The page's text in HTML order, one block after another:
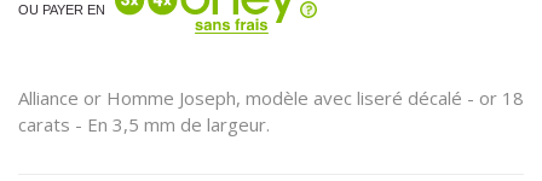
OU PAYER EN
Alliance or Homme Joseph, modèle avec liseré décalé - or 18
carats - En 3,5 mm de largeur.